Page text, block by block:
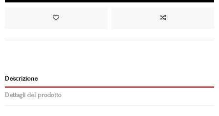
Descrizione
Dettagli del prodotto